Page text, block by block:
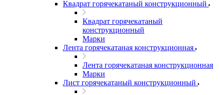
Квадрат горячекатаный конструкционный
Квадрат горячекатаный
конструкционный
Марки
Лента горячекатаная конструкционная
Лента горячекатаная конструкционная
Марки
Лист горячекатаный конструкционный